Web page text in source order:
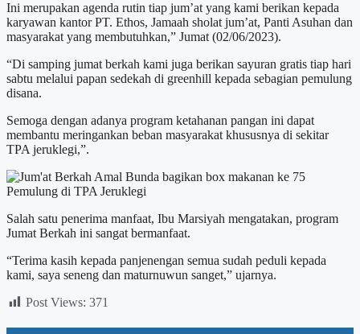
Ini merupakan agenda rutin tiap jum’at yang kami berikan kepada
karyawan kantor PT. Ethos, Jamaah sholat jum’at, Panti Asuhan dan
masyarakat yang membutuhkan,” Jumat (02/06/2023).
“Di samping jumat berkah kami juga berikan sayuran gratis tiap hari
sabtu melalui papan sedekah di greenhill kepada sebagian pemulung
disana.
Semoga dengan adanya program ketahanan pangan ini dapat
membantu meringankan beban masyarakat khususnya di sekitar
TPA jeruklegi,”.
Salah satu penerima manfaat, Ibu Marsiyah mengatakan, program
Jumat Berkah ini sangat bermanfaat.
“Terima kasih kepada panjenengan semua sudah peduli kepada
kami, saya seneng dan maturnuwun sanget,” ujarnya.
Post Views: 371